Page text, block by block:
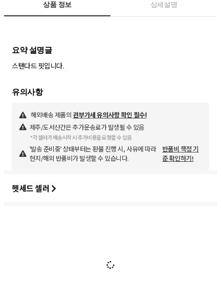
상품 정보 상세설명
요약 설명글
스탠다드 핏입니다.
유의사항
해외배송 제품의 관부가세 유의사항 확인 필수!
제주/도서산간은 추가운송료가 발생될 수 있음
*각 셀러가 배송시작 시 추가비용을 요청할 수 있음
'발송 준비중' 상태부터는 환불 진행 시, 사유에 따라
현지/해외 반품비가 발생할 수 있습니다.
반품비 책정 기
준 확인하기!
헷세드 셀러